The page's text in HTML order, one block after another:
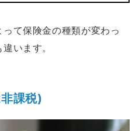
て保険金の種類が変わっ
います。
課税)